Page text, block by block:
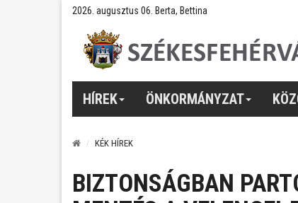
2026. augusztus 06. Berta, Bettina
HÍREK ÖNKORMÁNYZAT
KÉK HÍREK
BIZTONSÁGBAN